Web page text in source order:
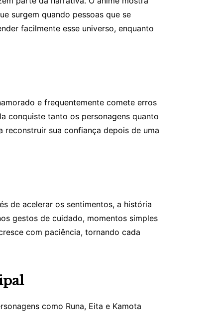
surgem quando pessoas que se
facilmente esse universo, enquanto
e frequentemente comete erros
conquiste tanto os personagens quanto
reconstruir sua confiança depois de uma
de acelerar os sentimentos, a história
gestos de cuidado, momentos simples
com paciência, tornando cada
como Runa, Eita e Kamota